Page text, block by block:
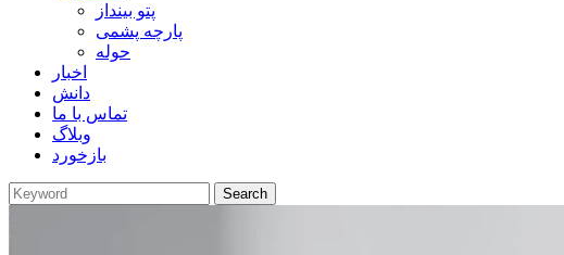
پتو بینداز
پارچه پشمی
حوله
اخبار
دانش
تماس با ما
وبلاگ
بازخورد